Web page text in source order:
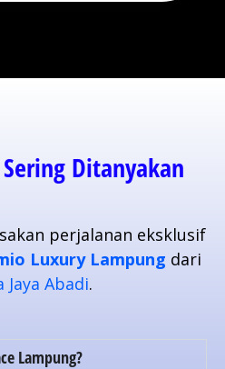
Ditanyakan
perjalanan eksklusif
Luxury Lampung dari
Jaya Abadi.
Lampung?